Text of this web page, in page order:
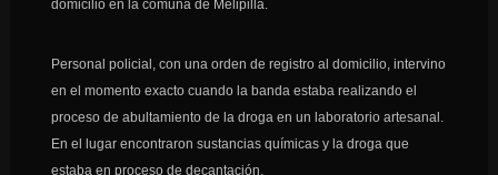
domicilio en la comuna de Melipilla.
Personal policial, con una orden de registro al domicilio, intervino
en el momento exacto cuando la banda estaba realizando el
proceso de abultamiento de la droga en un laboratorio artesanal.
En el lugar encontraron sustancias químicas y la droga que
estaba en proceso de decantación.